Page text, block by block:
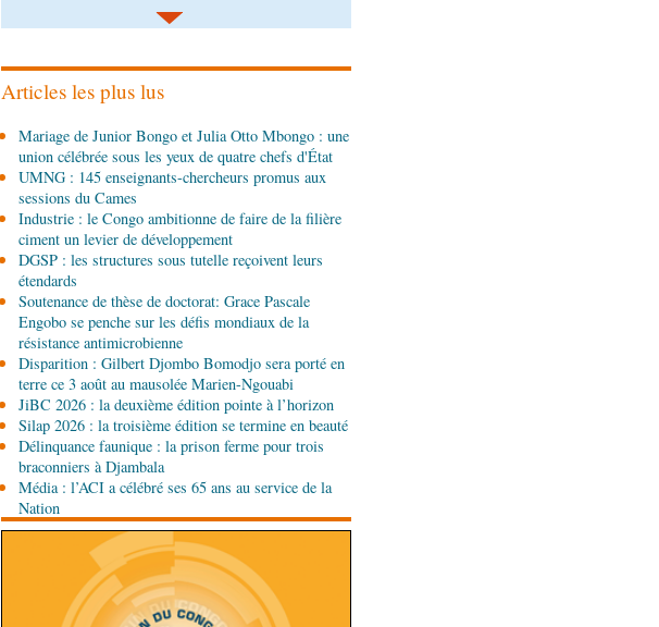
06-08-2026 16:30
l'étranger à Brazzaville
ÉconomieAgriculture : Denis Sassou N'Guesso
lance la deuxième édition de la Grande foire
agricole du Congo
06-08-2026 15:10
SociétéUMNG : 145 enseignants-chercheurs
promus aux sessions du Cames
06-08-2026 15:00
Économie Deuxième édition de la Gfac : le défi
d’offrir à la nation des produits alimentaires de
qualité
06-08-2026 15:00
SociétéProjet PSIPJ : des formateurs en
apprentissage
06-08-2026 15:00
Art-Culture-Média9e Grande rentrée littéraire de
Kinshasa : le Congo à l'honneur
Articles les plus lus
Mariage de Junior Bongo et Julia Otto Mbongo : une
union célébrée sous les yeux de quatre chefs d'État
UMNG : 145 enseignants-chercheurs promus aux
sessions du Cames
Industrie : le Congo ambitionne de faire de la filière
ciment un levier de développement
DGSP : les structures sous tutelle reçoivent leurs
étendards
Soutenance de thèse de doctorat: Grace Pascale
Engobo se penche sur les défis mondiaux de la
résistance antimicrobienne
Disparition : Gilbert Djombo Bomodjo sera porté en
terre ce 3 août au mausolée Marien-Ngouabi
JiBC 2026 : la deuxième édition pointe à l’horizon
Silap 2026 : la troisième édition se termine en beauté
Délinquance faunique : la prison ferme pour trois
braconniers à Djambala
Média : l’ACI a célébré ses 65 ans au service de la
Nation